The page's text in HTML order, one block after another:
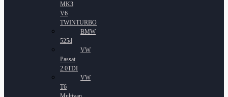
MK3
V6
TWINTURBO
BMW
525d
VW
Passat
2.0TDI
VW
T6